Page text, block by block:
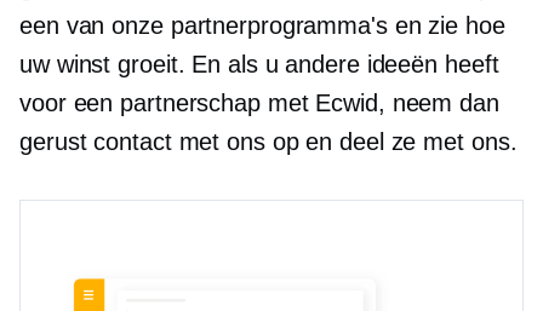
een van onze partnerprogramma's en zie hoe
uw winst groeit. En als u andere ideeën heeft
voor een partnerschap met Ecwid, neem dan
gerust contact met ons op en deel ze met ons.